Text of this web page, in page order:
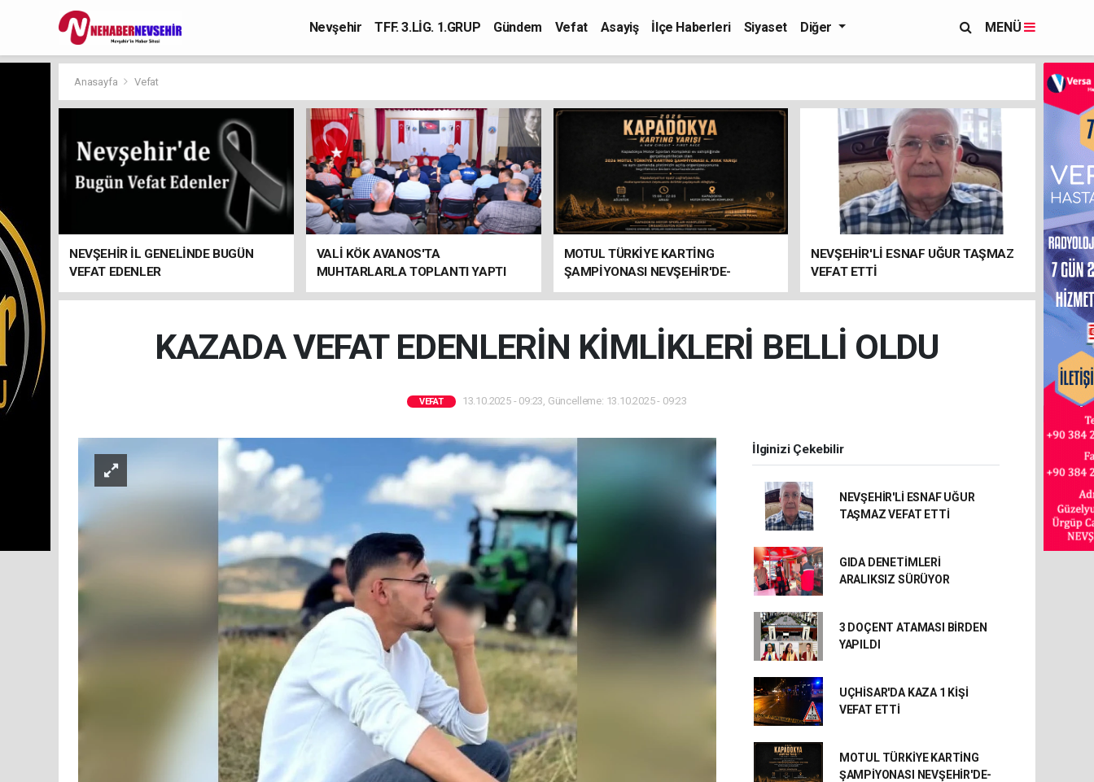
Nevşehir TFF. 3.LİG. 1.GRUP Gündem Vefat Asayiş İlçe Haberleri Siyaset Diğer MENÜ
Anasayfa Vefat
NEVŞEHİR İL GENELİNDE BUGÜN
VEFAT EDENLER
VALİ KÖK AVANOS'TA
MUHTARLARLA TOPLANTI YAPTI
MOTUL TÜRKİYE KARTİNG
ŞAMPİYONASI NEVŞEHİR'DE-
NEVŞEHİR'Lİ ESNAF UĞUR TAŞMAZ
VEFAT ETTİ
KAZADA VEFAT EDENLERİN KİMLİKLERİ BELLİ OLDU
VEFAT 13.10.2025 - 09:23, Güncelleme: 13.10.2025 - 09:23
İlginizi Çekebilir
NEVŞEHİR'Lİ ESNAF UĞUR
TAŞMAZ VEFAT ETTİ
GIDA DENETİMLERİ
ARALIKSIZ SÜRÜYOR
3 DOÇENT ATAMASI BİRDEN
YAPILDI
UÇHİSAR'DA KAZA 1 KİŞİ
VEFAT ETTİ
MOTUL TÜRKİYE KARTİNG
ŞAMPİYONASI NEVŞEHİR'DE-